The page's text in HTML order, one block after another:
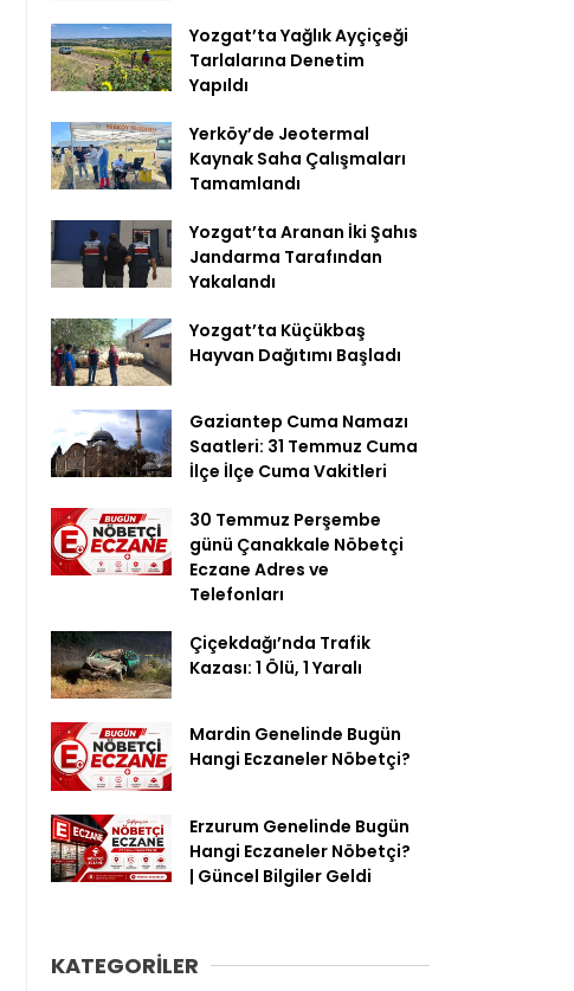
Yozgat’ta Yağlık Ayçiçeği
Tarlalarına Denetim
Yapıldı
Yerköy’de Jeotermal
Kaynak Saha Çalışmaları
Tamamlandı
Yozgat’ta Aranan İki Şahıs
Jandarma Tarafından
Yakalandı
Yozgat’ta Küçükbaş
Hayvan Dağıtımı Başladı
Gaziantep Cuma Namazı
Saatleri: 31 Temmuz Cuma
İlçe İlçe Cuma Vakitleri
30 Temmuz Perşembe
günü Çanakkale Nöbetçi
Eczane Adres ve
Telefonları
Çiçekdağı’nda Trafik
Kazası: 1 Ölü, 1 Yaralı
Mardin Genelinde Bugün
Hangi Eczaneler Nöbetçi?
Erzurum Genelinde Bugün
Hangi Eczaneler Nöbetçi?
| Güncel Bilgiler Geldi
KATEGORİLER